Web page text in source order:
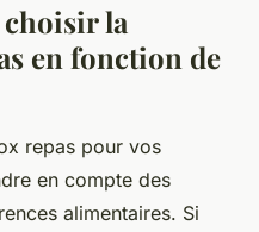
la
en fonction de
repas pour vos
en compte des
alimentaires. Si